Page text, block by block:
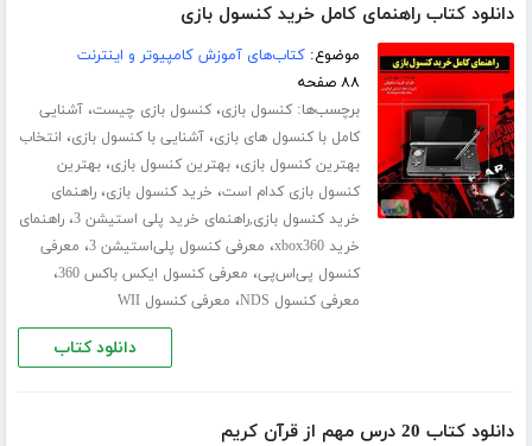
دانلود کتاب راهنمای کامل خرید کنسول بازی
موضوع:کتاب‌های آموزش کامپیوتر و اینترنت
۸۸ صفحه
برچسب‌ها:کنسول بازی،کنسول بازی چیست،آشنایی
کامل با کنسول های بازی،آشنایی با کنسول بازی، انتخاب
بهترین کنسول بازی،بهترین کنسول بازی،بهترین
کنسول بازی کدام است، خرید کنسول بازی،راهنمای
خرید کنسول بازی,راهنمای خرید پلی استیشن 3 ،راهنمای
خرید xbox360
، معرفی کنسول پلی‌استیشن 3 ، معرفی
کنسول پی‌اس‌پی، معرفی کنسول ایکس باکس 360 ،
معرفی کنسول NDS ، معرفی کنسول WII
دانلود کتاب
دانلود کتاب 20 درس مهم از قرآن کریم